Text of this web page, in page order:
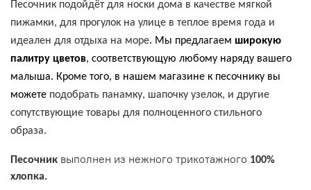
Песочник подойдёт для носки дома в качестве мягкой
пижамки, для прогулок на улице в теплое время года и
идеален для отдыха на море. Мы предлагаем широкую
палитру цветов, соответствующую любому наряду вашего
малыша. Кроме того, в нашем магазине к песочнику вы
можете подобрать панамку, шапочку узелок, и другие
сопутствующие товары для полноценного стильного
образа.
Песочник выполнен из нежного трикотажного 100%
хлопка.